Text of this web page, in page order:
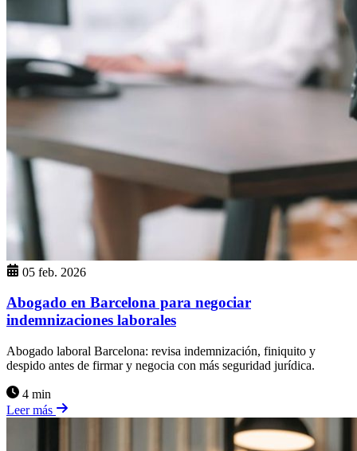
05 feb. 2026
Abogado en Barcelona para negociar
indemnizaciones laborales
Abogado laboral Barcelona: revisa indemnización, finiquito y
despido antes de firmar y negocia con más seguridad jurídica.
4 min
Leer más